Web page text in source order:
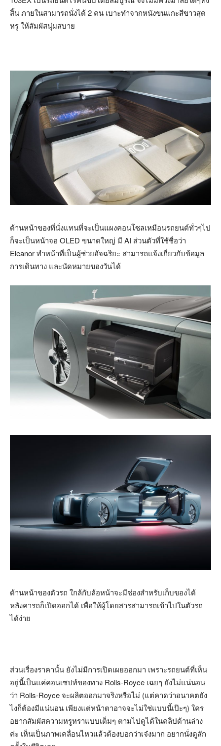
สิ้น ภายในสามารถนั่งได้ 2 คน เบาะทำจากหนังขนแกะสีขาวสุด
หรู ให้สัมผัสนุ่มสบาย
ด้านหน้าของที่นั่งแทนที่จะเป็นแผงคอนโซลเหมือนรถยนต์ทั่วๆไป
ก็จะเป็นหน้าจอ OLED ขนาดใหญ่ มี AI ส่วนตัวที่ใช้ชื่อว่า
Eleanor ทำหน้าที่เป็นผู้ช่วยอัจฉริยะ สามารถแจ้งเกี่ยวกับข้อมูล
การเดินทาง และนัดหมายของวันได้
ด้านหน้าของตัวรถ ใกล้กับล้อหน้าจะมีช่องสำหรับเก็บของได้
หลังคารถก็เปิดออกได้ เพื่อให้ผู้โดยสารสามารถเข้าไปในตัวรถ
ได้ง่าย
ส่วนเรื่องราคานั้น ยังไม่มีการเปิดเผยออกมา เพราะรถยนต์ที่เห็น
อยู่นี้เป็นแค่คอนเซปท์ของทาง Rolls-Royce เฉยๆ ยังไม่แน่นอน
ว่า Rolls-Royce จะผลิตออกมาจริงหรือไม่ (แต่คาดว่าอนาคตยัง
ไงก็ต้องมีแน่นอน เพียงแต่หน้าตาอาจจะไม่ใช่แบบนี้เป๊ะๆ) ใคร
อยากสัมผัสความหรูหราแบบเต็มๆ ตามไปดูได้ในคลิปด้านล่าง
ค่ะ เห็นเป็นภาพเคลื่อนไหวแล้วต้องบอกว่าเจ๋งมาก อยากนั่งดูสัก